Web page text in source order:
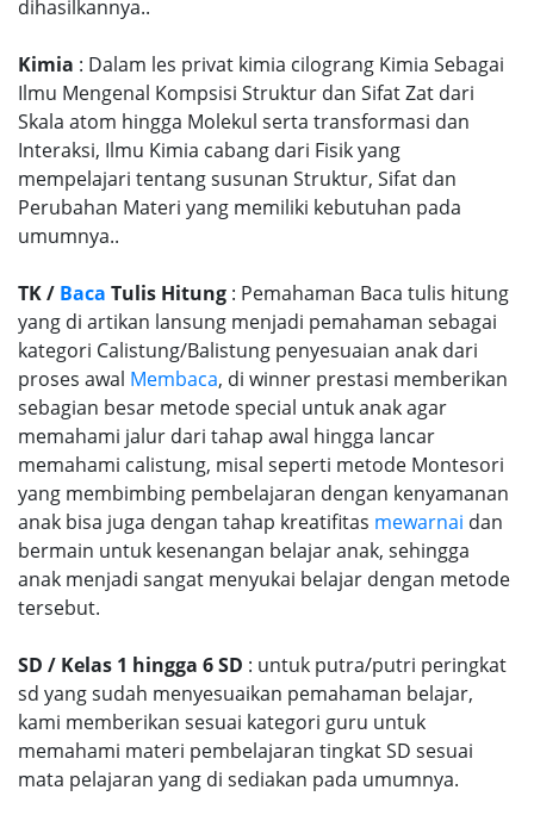
dihasilkannya..
Kimia : Dalam les privat kimia cilograng Kimia Sebagai
Ilmu Mengenal Kompsisi Struktur dan Sifat Zat dari
Skala atom hingga Molekul serta transformasi dan
Interaksi, Ilmu Kimia cabang dari Fisik yang
mempelajari tentang susunan Struktur, Sifat dan
Perubahan Materi yang memiliki kebutuhan pada
umumnya..
TK / Baca Tulis Hitung : Pemahaman Baca tulis hitung
yang di artikan lansung menjadi pemahaman sebagai
kategori Calistung/Balistung penyesuaian anak dari
proses awal Membaca, di winner prestasi memberikan
sebagian besar metode special untuk anak agar
memahami jalur dari tahap awal hingga lancar
memahami calistung, misal seperti metode Montesori
yang membimbing pembelajaran dengan kenyamanan
anak bisa juga dengan tahap kreatifitas mewarnai dan
bermain untuk kesenangan belajar anak, sehingga
anak menjadi sangat menyukai belajar dengan metode
tersebut.
SD / Kelas 1 hingga 6 SD : untuk putra/putri peringkat
sd yang sudah menyesuaikan pemahaman belajar,
kami memberikan sesuai kategori guru untuk
memahami materi pembelajaran tingkat SD sesuai
mata pelajaran yang di sediakan pada umumnya.